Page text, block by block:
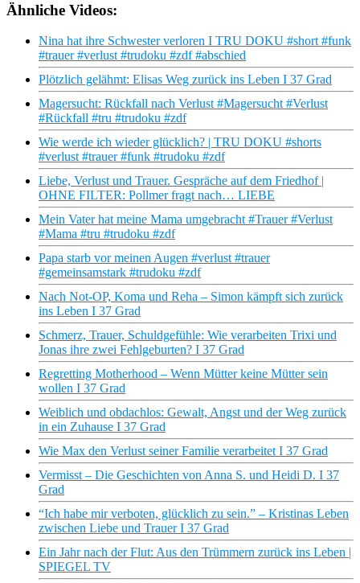
Ähnliche Videos:
Nina hat ihre Schwester verloren I TRU DOKU #short #funk
#trauer #verlust #trudoku #zdf #abschied
Plötzlich gelähmt: Elisas Weg zurück ins Leben I 37 Grad
Magersucht: Rückfall nach Verlust #Magersucht #Verlust
#Rückfall #tru #trudoku #zdf
Wie werde ich wieder glücklich? | TRU DOKU #shorts
#verlust #trauer #funk #trudoku #zdf
Liebe, Verlust und Trauer. Gespräche auf dem Friedhof |
OHNE FILTER: Pollmer fragt nach… LIEBE
Mein Vater hat meine Mama umgebracht #Trauer #Verlust
#Mama #tru #trudoku #zdf
Papa starb vor meinen Augen #verlust #trauer
#gemeinsamstark #trudoku #zdf
Nach Not-OP, Koma und Reha – Simon kämpft sich zurück
ins Leben I 37 Grad
Schmerz, Trauer, Schuldgefühle: Wie verarbeiten Trixi und
Jonas ihre zwei Fehlgeburten? I 37 Grad
Regretting Motherhood – Wenn Mütter keine Mütter sein
wollen I 37 Grad
Weiblich und obdachlos: Gewalt, Angst und der Weg zurück
in ein Zuhause I 37 Grad
Wie Max den Verlust seiner Familie verarbeitet I 37 Grad
Vermisst – Die Geschichten von Anna S. und Heidi D. I 37
Grad
“Ich habe mir verboten, glücklich zu sein.” – Kristinas Leben
zwischen Liebe und Trauer I 37 Grad
Ein Jahr nach der Flut: Aus den Trümmern zurück ins Leben |
SPIEGEL TV